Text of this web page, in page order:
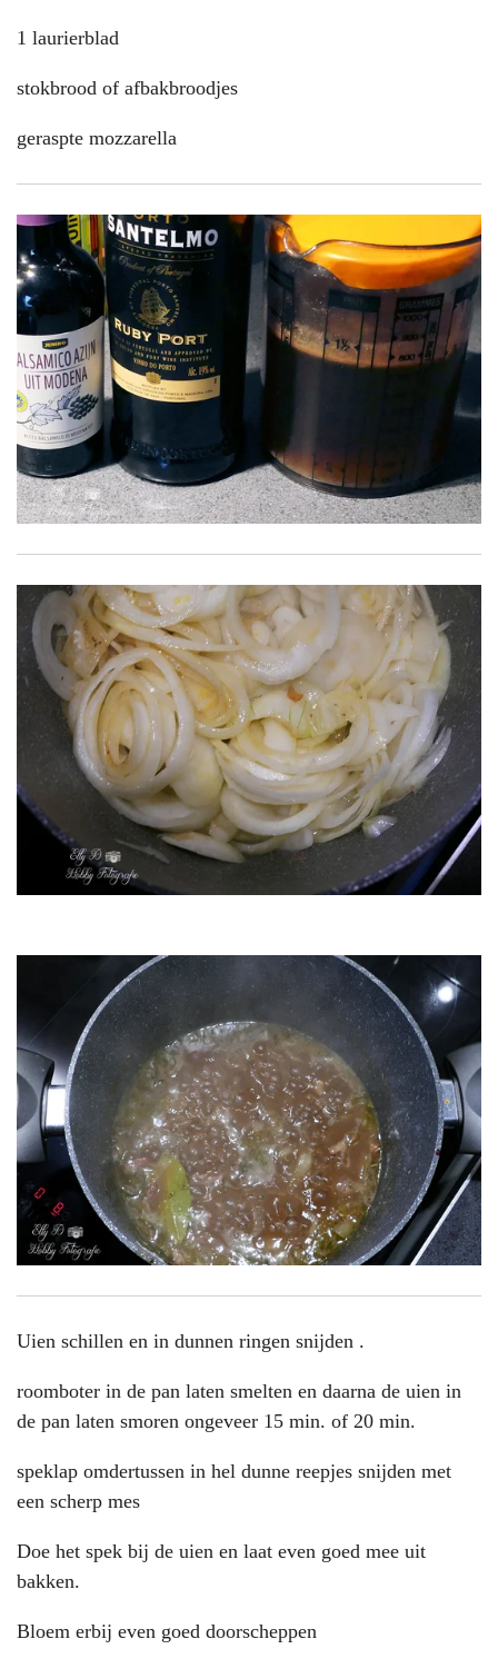
1 laurierblad
stokbrood of afbakbroodjes
geraspte mozzarella
Uien schillen en in dunnen ringen snijden .
roomboter in de pan laten smelten en daarna de uien in
de pan laten smoren ongeveer 15 min. of 20 min.
speklap omdertussen in hel dunne reepjes snijden met
een scherp mes
Doe het spek bij de uien en laat even goed mee uit
bakken.
Bloem erbij even goed doorscheppen